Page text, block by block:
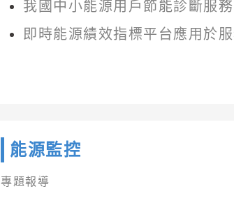
我國中小能源用戶節能診斷服
即時能源績效指標平台應用於
能源監控
專題報導